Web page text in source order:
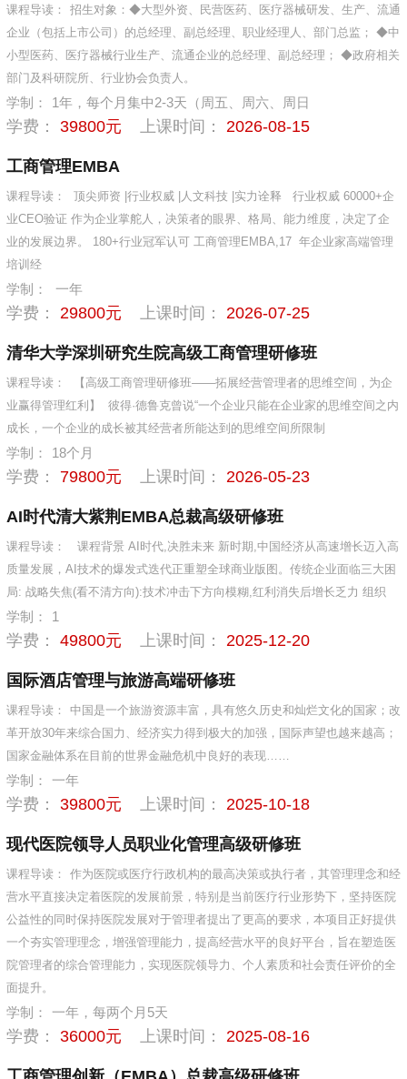
课程导读：
招生对象：◆大型外资、民营医药、医疗器械研发、生产、流通
企业（包括上市公司）的总经理、副总经理、职业经理人、部门总监； ◆中
小型医药、医疗器械行业生产、流通企业的总经理、副总经理； ◆政府相关
部门及科研院所、行业协会负责人。
学制： 1年，每个月集中2-3天（周五、周六、周日
学费： 39800元 上课时间： 2026-08-15
工商管理EMBA
课程导读：
顶尖师资 |行业权威 |人文科技 |实力诠释 行业权威 60000+企
业CEO验证 作为企业掌舵人，决策者的眼界、格局、能力维度，决定了企
业的发展边界。 180+行业冠军认可 工商管理EMBA,17 年企业家高端管理
培训经
学制： 一年
学费： 29800元 上课时间： 2026-07-25
清华大学深圳研究生院高级工商管理研修班
课程导读：
【高级工商管理研修班——拓展经营管理者的思维空间，为企
业赢得管理红利】 彼得·德鲁克曾说“一个企业只能在企业家的思维空间之内
成长，一个企业的成长被其经营者所能达到的思维空间所限制
学制： 18个月
学费： 79800元 上课时间： 2026-05-23
AI时代清大紫荆EMBA总裁高级研修班
课程导读：
课程背景 AI时代,决胜未来 新时期,中国经济从高速增长迈入高
质量发展，AI技术的爆发式迭代正重塑全球商业版图。传统企业面临三大困
局: 战略失焦(看不清方向):技术冲击下方向模糊,红利消失后增长乏力 组织
学制： 1
学费： 49800元 上课时间： 2025-12-20
国际酒店管理与旅游高端研修班
课程导读：
中国是一个旅游资源丰富，具有悠久历史和灿烂文化的国家；改
革开放30年来综合国力、经济实力得到极大的加强，国际声望也越来越高；
国家金融体系在目前的世界金融危机中良好的表现……
学制： 一年
学费： 39800元 上课时间： 2025-10-18
现代医院领导人员职业化管理高级研修班
课程导读：
作为医院或医疗行政机构的最高决策或执行者，其管理理念和经
营水平直接决定着医院的发展前景，特别是当前医疗行业形势下，坚持医院
公益性的同时保持医院发展对于管理者提出了更高的要求，本项目正好提供
一个夯实管理理念，增强管理能力，提高经营水平的良好平台，旨在塑造医
院管理者的综合管理能力，实现医院领导力、个人素质和社会责任评价的全
面提升。
学制： 一年，每两个月5天
学费： 36000元 上课时间： 2025-08-16